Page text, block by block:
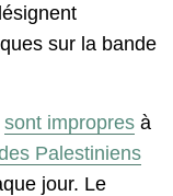
sur la bande
sont impropres à
Palestiniens
jour. Le